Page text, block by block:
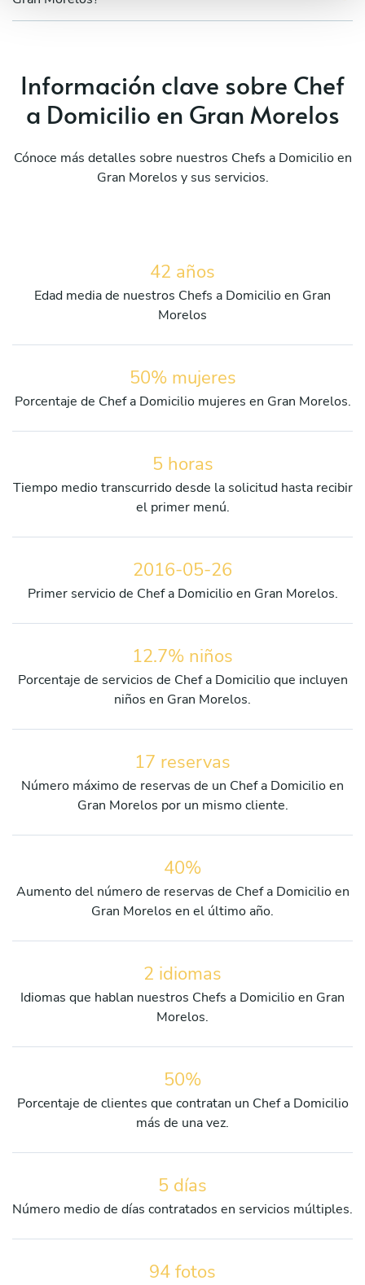
Información clave sobre Chef
a Domicilio en Gran Morelos
Cónoce más detalles sobre nuestros Chefs a Domicilio en
Gran Morelos y sus servicios.
42 años
Edad media de nuestros Chefs a Domicilio en Gran
Morelos
50% mujeres
Porcentaje de Chef a Domicilio mujeres en Gran Morelos.
5 horas
Tiempo medio transcurrido desde la solicitud hasta recibir
el primer menú.
2016-05-26
Primer servicio de Chef a Domicilio en Gran Morelos.
12.7% niños
Porcentaje de servicios de Chef a Domicilio que incluyen
niños en Gran Morelos.
17 reservas
Número máximo de reservas de un Chef a Domicilio en
Gran Morelos por un mismo cliente.
40%
Aumento del número de reservas de Chef a Domicilio en
Gran Morelos en el último año.
2 idiomas
Idiomas que hablan nuestros Chefs a Domicilio en Gran
Morelos.
50%
Porcentaje de clientes que contratan un Chef a Domicilio
más de una vez.
5 días
Número medio de días contratados en servicios múltiples.
94 fotos